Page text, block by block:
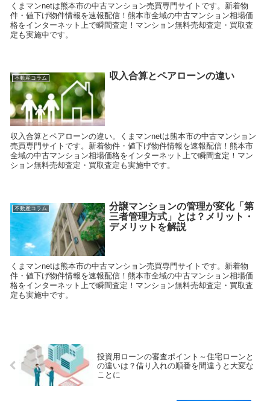
くまマンnetは熊本市の中古マンション売買専門サイトです。新着物
件・値下げ物件情報を速報配信！熊本市全域の中古マンション相場価
格をインターネット上で瞬間査定！マンション無料売却査定・買取査
定も実施中です。
不動産コラム 収入合算とペアローンの違い
収入合算とペアローンの違い。くまマンnetは熊本市の中古マンション
売買専門サイトです。新着物件・値下げ物件情報を速報配信！熊本市
全域の中古マンション相場価格をインターネット上で瞬間査定！マン
ション無料売却査定・買取査定も実施中です。
不動産コラム
分譲マンションの管理が変化「第
三者管理方式」とは？メリット・
デメリットを解説
くまマンnetは熊本市の中古マンション売買専門サイトです。新着物
件・値下げ物件情報を速報配信！熊本市全域の中古マンション相場価
格をインターネット上で瞬間査定！マンション無料売却査定・買取査
定も実施中です。
投資用ローンの審査ポイント～住宅ローンと
の違いは？借り入れの順番を間違うと大変な
ことに